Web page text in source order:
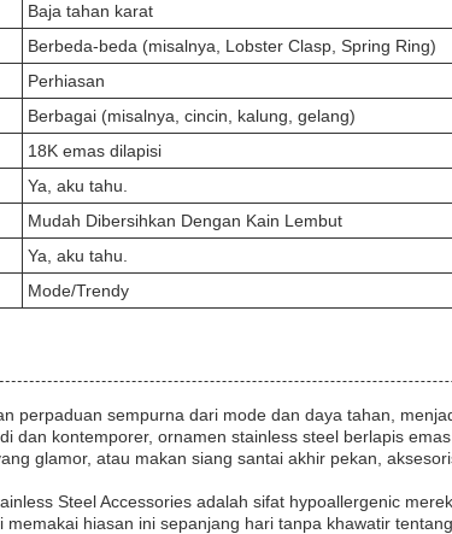
Baja tahan karat
Berbeda-beda (misalnya, Lobster Clasp, Spring Ring)
Perhiasan
Berbagai (misalnya, cincin, kalung, gelang)
18K emas dilapisi
Ya, aku tahu.
Mudah Dibersihkan Dengan Kain Lembut
Ya, aku tahu.
Mode/Trendy
perpaduan sempurna dari mode dan daya tahan,
dan kontemporer, ornamen stainless steel berlapis
glamor, atau makan siang santai akhir pekan,
Steel Accessories adalah sifat hypoallergenic
hiasan ini sepanjang hari tanpa khawatir